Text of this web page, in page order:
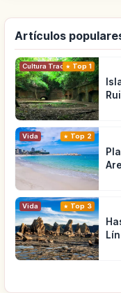
Artículos
Cultura Tradicional
Top 1
Vida Top 2
Vida Top 3